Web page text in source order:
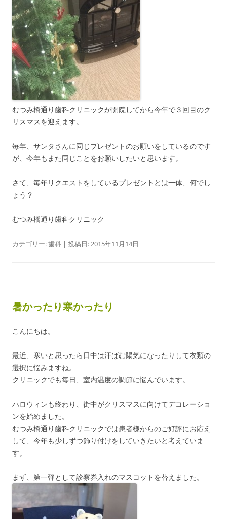
むつみ橋通り歯科クリニックが開院してから今年で３回目のク
リスマスを迎えます。
毎年、サンタさんに同じプレゼントのお願いをしているのです
が、今年もまた同じことをお願いしたいと思います。
さて、毎年リクエストをしているプレゼントとは一体、何でし
ょう？
むつみ橋通り歯科クリニック
カテゴリー:歯科 | 投稿日:2015年11月14日 |
暑かったり寒かったり
こんにちは。
最近、寒いと思ったら日中は汗ばむ陽気になったりして衣類の
選択に悩みますね。
クリニックでも毎日、室内温度の調節に悩んでいます。
ハロウィンも終わり、街中がクリスマスに向けてデコレーショ
ンを始めました。
むつみ橋通り歯科クリニックでは患者様からのご好評にお応え
して、今年も少しずつ飾り付けをしていきたいと考えていま
す。
まず、第一弾として診察券入れのマスコットを替えました。